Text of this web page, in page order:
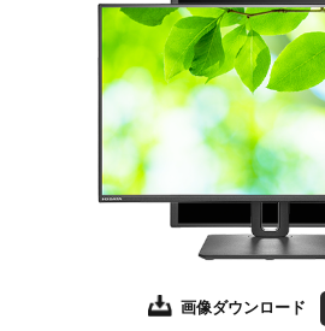
画像ダウンロード
画像ダウンロード JPEG
画像ダウンロード JPEG
画像ダウンロード JPEG
画像ダウンロード JPEG
画像ダウンロード JPEG
画像ダウンロード JPEG
画像ダウンロード JPEG